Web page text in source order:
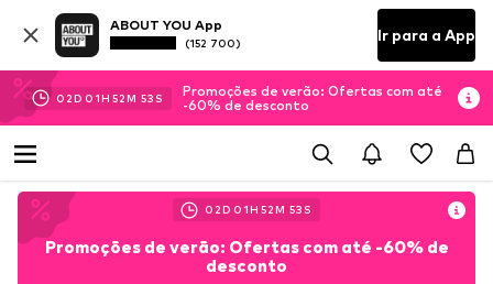
ABOUT YOU App
(152 700) Ir para a App
02D 01H 52M 50 S
Promoções de verão: Ofertas com até
-60% de desconto
02D 01H 52M 50 S
Promoções de verão: Ofertas com até -60% de
desconto